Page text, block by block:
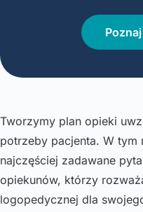
Tworzymy plan opieki
potrzeby pacjenta. W tym
najczęściej zadawane
opiekunów, którzy
logopedycznej dla